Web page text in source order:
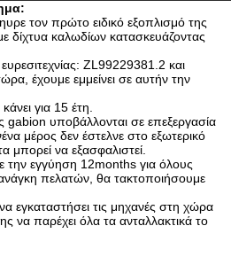
τον πρώτο ειδικό εξοπλισμό της
δίχτυα καλωδίων κατασκευάζοντας
ZL99229381.2 και
έχουμε εμμείνει σε αυτήν την
για 15 έτη.
υποβάλλονται σε επεξεργασία
μέρος δεν έστελνε στο εξωτερικό
μπορεί να εξασφαλιστεί.
εγγύηση 12months για όλους
πελατών, θα τακτοποιήσουμε
εγκαταστήσει τις μηχανές στη χώρα
να παρέχει όλα τα ανταλλακτικά το